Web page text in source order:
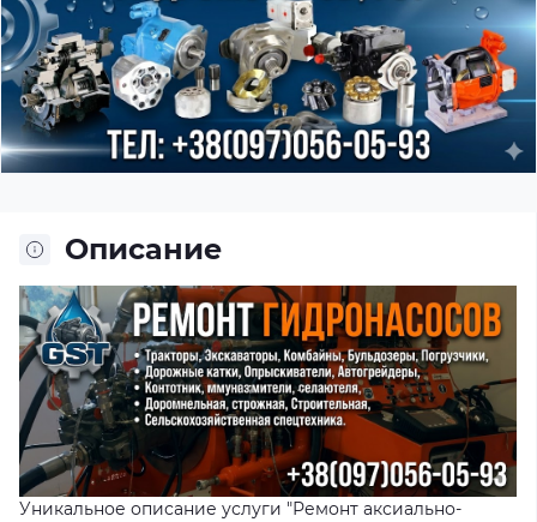
Описание
Уникальное описание услуги "Ремонт аксиально-